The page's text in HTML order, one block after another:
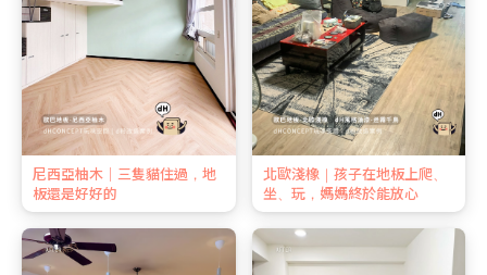
尼西亞柚木｜三隻貓住過，地
板還是好好的
北歐淺橡｜孩子在地板上爬、
坐、玩，媽媽終於能放心